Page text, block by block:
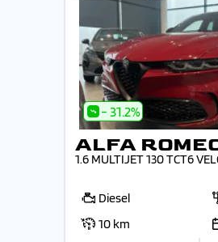
- 31.2%
ALFA
1.6 MULTIJET 130 TCT6
Diesel
10 km